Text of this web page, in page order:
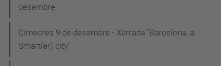
desembre
Dimecres 9 de desembre - Xerrada "Barcelona, a
Smart(er) city"